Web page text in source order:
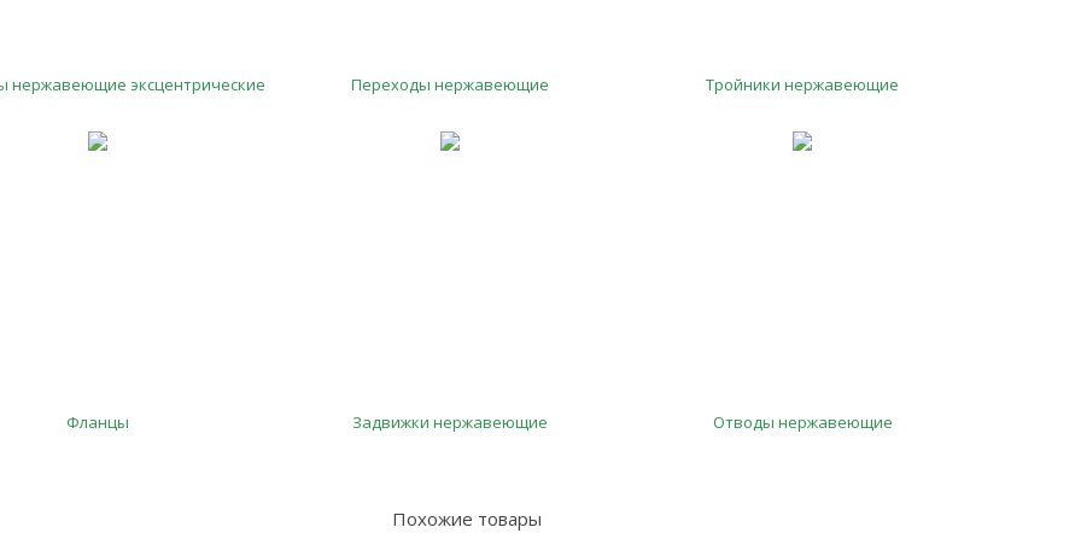
нержавеющие эксцентрические Переходы нержавеющие Тройники нержавеющие
Фланцы Задвижки нержавеющие Отводы нержавеющие
Похожие товары